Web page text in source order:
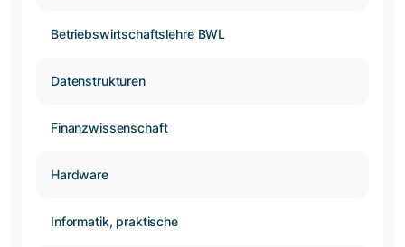
Betriebswirtschaftslehre BWL
Datenstrukturen
Finanzwissenschaft
Hardware
Informatik, praktische